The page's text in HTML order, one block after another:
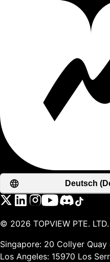
Deutsch
© 2026 TOPVIEW PTE. LTD.
Singapore: 20 Collyer
Los Angeles: 15970 Los